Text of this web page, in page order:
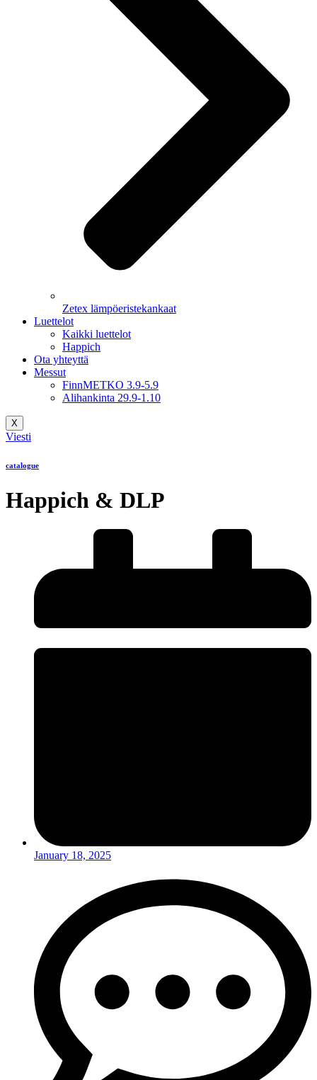
Zetex lämpöeristekankaat
Luettelot
Kaikki luettelot
Happich
Ota yhteyttä
Messut
FinnMETKO 3.9-5.9
Alihankinta 29.9-1.10
X
Viesti
catalogue
Happich & DLP
January 18, 2025